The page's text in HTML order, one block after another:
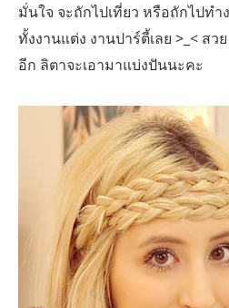
มั่นใจ จะถักไปเที่ยว หรือถักไปท
ทั้งงานแต่ง งานปาร์ตี้เลย >_< สว
อีก ลิตาจะเอามาแบ่งปันนะคะ